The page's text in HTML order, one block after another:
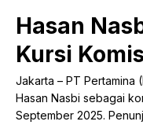
Hasan
Kursi
Jakarta – PT Pertamina
Hasan Nasbi sebagai
September 2025.